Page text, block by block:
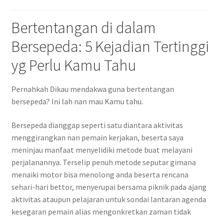
Bertentangan di dalam
Bersepeda: 5 Kejadian Tertinggi
yg Perlu Kamu Tahu
Pernahkah Dikau mendakwa guna bertentangan
bersepeda? Ini lah nan mau Kamu tahu.
Bersepeda dianggap seperti satu diantara aktivitas
menggirangkan nan pemain kerjakan, beserta saya
meninjau manfaat menyelidiki metode buat melayani
perjalanannya. Terselip penuh metode seputar gimana
menaiki motor bisa menolong anda beserta rencana
sehari-hari bettor, menyerupai bersama piknik pada ajang
aktivitas ataupun pelajaran untuk sondai lantaran agenda
kesegaran pemain alias mengonkretkan zaman tidak